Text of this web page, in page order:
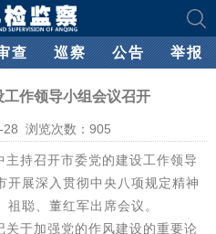
查 巡察 公告 举报
作领导小组会议召开
浏览次数： 905
持召开市委党的建设工作领导
开展深入贯彻中央八项规定精神
聪、董红军出席会议。
于加强党的作风建设的重要论